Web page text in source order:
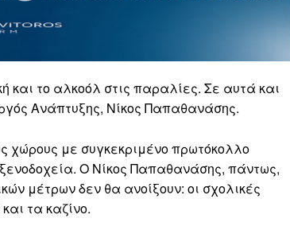
και το αλκοόλ στις παραλίες. Σε αυτά και
Ανάπτυξης, Νίκος Παπαθανάσης.
χώρους με συγκεκριμένο πρωτόκολλο
Ο Νίκος Παπαθανάσης, πάντως,
μέτρων δεν θα ανοίξουν: οι σχολικές
τα καζίνο.